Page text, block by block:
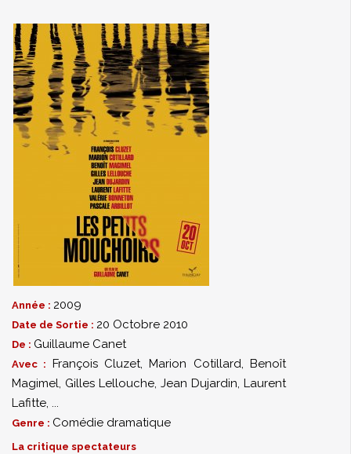
Année : 2009
Date de Sortie : 20 Octobre 2010
De : Guillaume Canet
Avec : François Cluzet,Marion Cotillard,Benoît
Magimel, Gilles Lellouche, Jean Dujardin, Laurent
Lafitte, ...
Genre : Comédie dramatique
La critique spectateurs